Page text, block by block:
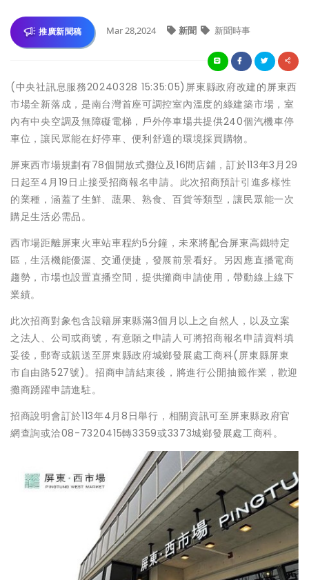
推廣新聞稿 Mar 28,2024 新聞 新聞時事
(中央社訊息服務20240328 15:35:05)屏東縣政府改建的屏東西
市場全新落成，是南台灣首座可調控室內溫度的綠建築市場，室
內有中央空調及無障礙電梯，戶外停車場共提供240個汽機車停
車位，讓民眾能在好停車、便利舒適的環境採買購物。
屏東西市場規劃有78個開放式攤位及16間店鋪，訂於113年3月29
日起至4月19日止接受招商報名申請。此次招商預計引進多樣性
的業種，涵蓋了生鮮、蔬果、熟食、百貨等類型，讓民眾能一次
購足生活必需品。
西市場距離屏東火車站車程約5分鐘，未來將配合屏東高鐵特定
區，生活機能優渥、交通便捷，發展前景看好。另因應直播電商
趨勢，市場也設置直播空間，提供攤商申請使用，帶動線上線下
業績。
此次招商對象包含設籍屏東縣滿3個月以上之自然人，以及立案
之法人、公司或商號，有意願之申請人可將招商報名申請資料填
妥後，郵寄或親送至屏東縣政府城鄉發展處工商科(屏東縣屏東
市自由路527號)。招商申請結束後，將進行公開抽籤作業，歡迎
攤商踴躍申請進駐。
招商說明會訂於113年4月8日舉行，相關資訊可至屏東縣政府官
網查詢或洽08-7320415轉3359或3373城鄉發展處工商科。